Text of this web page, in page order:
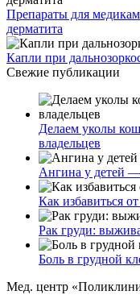
Препараты для
дерматита
Капли при
Свежие публикации
Делаем уколы
владельцев
Ангина у детей
Как избавиться
Рак груди:
Боль в грудной
Мед. центр